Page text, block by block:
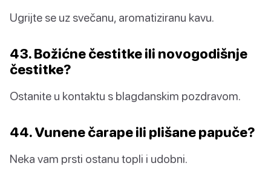
Ugrijte se uz svečanu, aromatiziranu kavu.
43. Božićne čestitke ili novogodišnje
čestitke?
Ostanite u kontaktu s blagdanskim pozdravom.
44. Vunene čarape ili plišane papuče?
Neka vam prsti ostanu topli i udobni.